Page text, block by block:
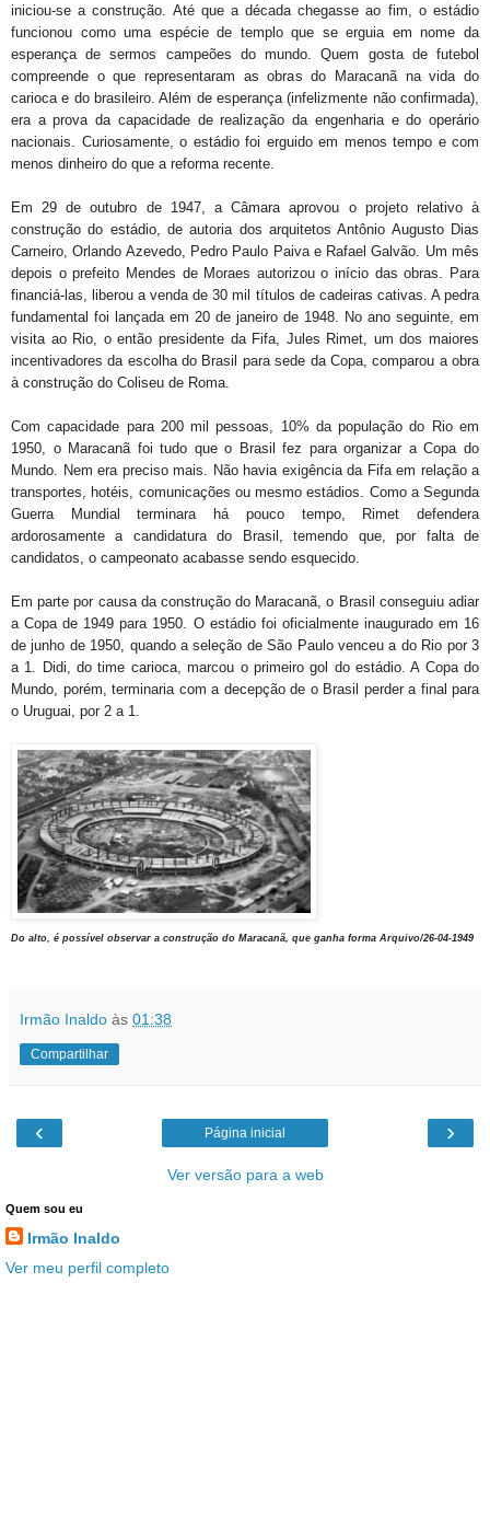
iniciou-se a construção. Até que a década chegasse ao fim, o estádio
funcionou como uma espécie de templo que se erguia em nome da
esperança de sermos campeões do mundo. Quem gosta de futebol
compreende o que representaram as obras do Maracanã na vida do
carioca e do brasileiro. Além de esperança (infelizmente não confirmada),
era a prova da capacidade de realização da engenharia e do operário
nacionais. Curiosamente, o estádio foi erguido em menos tempo e com
menos dinheiro do que a reforma recente.
Em 29 de outubro de 1947, a Câmara aprovou o projeto relativo à
construção do estádio, de autoria dos arquitetos Antônio Augusto Dias
Carneiro, Orlando Azevedo, Pedro Paulo Paiva e Rafael Galvão. Um mês
depois o prefeito Mendes de Moraes autorizou o início das obras. Para
financiá-las, liberou a venda de 30 mil títulos de cadeiras cativas. A pedra
fundamental foi lançada em 20 de janeiro de 1948. No ano seguinte, em
visita ao Rio, o então presidente da Fifa, Jules Rimet, um dos maiores
incentivadores da escolha do Brasil para sede da Copa, comparou a obra
à construção do Coliseu de Roma.
Com capacidade para 200 mil pessoas, 10% da população do Rio em
1950, o Maracanã foi tudo que o Brasil fez para organizar a Copa do
Mundo. Nem era preciso mais. Não havia exigência da Fifa em relação a
transportes, hotéis, comunicações ou mesmo estádios. Como a Segunda
Guerra Mundial terminara há pouco tempo, Rimet defendera
ardorosamente a candidatura do Brasil, temendo que, por falta de
candidatos, o campeonato acabasse sendo esquecido.
Em parte por causa da construção do Maracanã, o Brasil conseguiu adiar
a Copa de 1949 para 1950. O estádio foi oficialmente inaugurado em 16
de junho de 1950, quando a seleção de São Paulo venceu a do Rio por 3
a 1. Didi, do time carioca, marcou o primeiro gol do estádio. A Copa do
Mundo, porém, terminaria com a decepção de o Brasil perder a final para
o Uruguai, por 2 a 1.
Do alto, é possível observar a construção do Maracanã, que ganha forma Arquivo/26-04-1949
Irmão Inaldo às 01:38
Compartilhar
‹ ›
Página inicial
Ver versão para a web
Quem sou eu
Irmão Inaldo
Ver meu perfil completo